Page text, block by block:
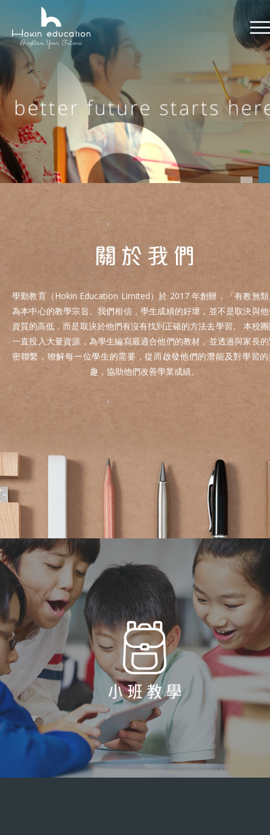
學勤教育（Hokin Education Limited）於 2017 年創辦，「有教無
為本中心的教學宗旨。我們相信，學生成績的好壞，並不是取決與
資質的高低，而是取決於他們有沒有找到正確的方法去學習。 本校
一直投入大量資源，為學生編寫最適合他們的教材，並透過與家長
密聯繫，暸解每一位學生的需要，從而啟發他們的潛能及對學習
趣，協助他們改善學業成績。
每班 4 位學生，確保每位
學生都能在課堂上可以與
導師取得足夠的互動，遇
上問題時，亦可以得到老
師詳盡的解答。
在正式報讀前，學生可先
進行試堂，判斷學勤教育
的課程是否適合自己。導
師亦會在課堂期間進行一
個簡單的評估，測試學生
的基礎及能力，並訂立未
來的教學方向。
在試堂/評估後，導師會向
家長解釋評估內容及教學
方案，導師亦會根據學生
實際的學習進度，適時調
整教學計劃。
所有教材都由學勤導師親
自編寫，主要分為三大
類：「練習卷」、「模擬
試卷」及「暑期卷」，保
證能滿足學生在不同時段
的學習需要。